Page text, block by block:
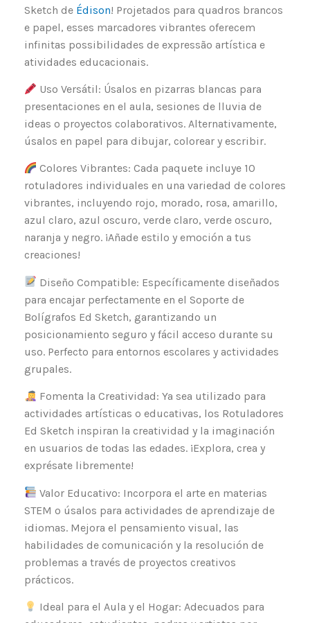
Sketch de Édison! Projetados para quadros brancos
e papel, esses marcadores vibrantes oferecem
infinitas possibilidades de expressão artística e
atividades educacionais.
Uso Versátil: Úsalos en pizarras blancas para
presentaciones en el aula, sesiones de lluvia de
ideas o proyectos colaborativos. Alternativamente,
úsalos en papel para dibujar, colorear y escribir.
Colores Vibrantes: Cada paquete incluye 10
rotuladores individuales en una variedad de colores
vibrantes, incluyendo rojo, morado, rosa, amarillo,
azul claro, azul oscuro, verde claro, verde oscuro,
naranja y negro. ¡Añade estilo y emoción a tus
creaciones!
Diseño Compatible: Específicamente diseñados
para encajar perfectamente en el Soporte de
Bolígrafos Ed Sketch, garantizando un
posicionamiento seguro y fácil acceso durante su
uso. Perfecto para entornos escolares y actividades
grupales.
Fomenta la Creatividad: Ya sea utilizado para
actividades artísticas o educativas, los Rotuladores
Ed Sketch inspiran la creatividad y la imaginación
en usuarios de todas las edades. ¡Explora, crea y
exprésate libremente!
Valor Educativo: Incorpora el arte en materias
STEM o úsalos para actividades de aprendizaje de
idiomas. Mejora el pensamiento visual, las
habilidades de comunicación y la resolución de
problemas a través de proyectos creativos
prácticos.
Ideal para el Aula y el Hogar: Adecuados para